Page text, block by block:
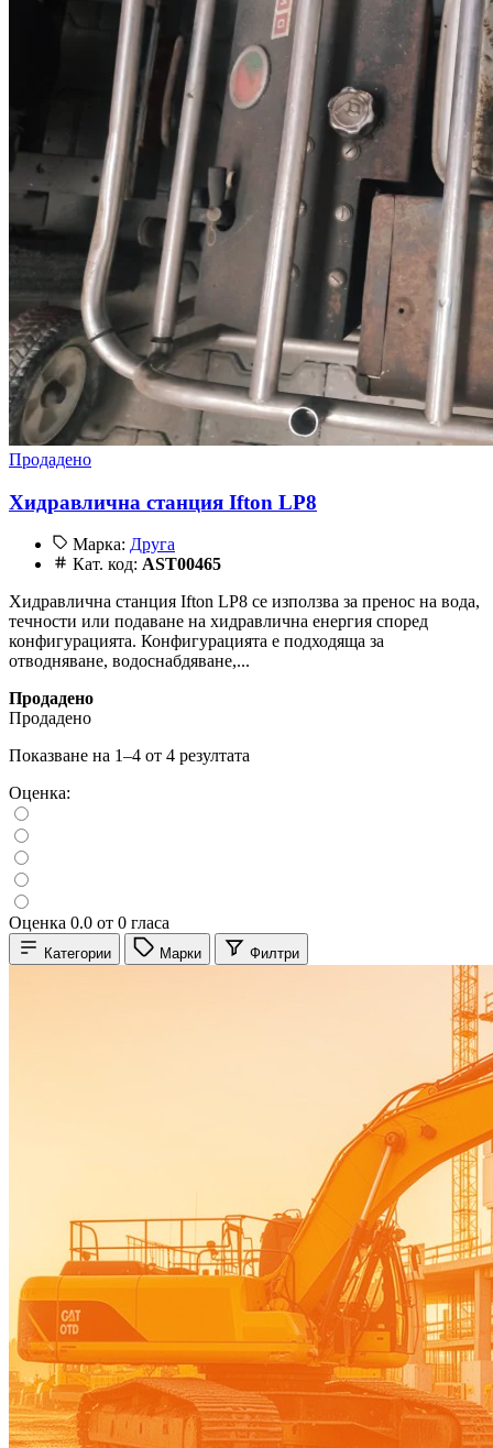
Продадено
Хидравлична станция Ifton LP8
Марка: Друга
Кат. код: AST00465
Хидравлична станция Ifton LP8 се използва за пренос на вода,
течности или подаване на хидравлична енергия според
конфигурацията. Конфигурацията е подходяща за
отводняване, водоснабдяване,...
Продадено
Продадено
Показване на 1–4 от 4 резултата
Оценка:
Оценка 0.0 от 0 гласа
Категории Марки Филтри